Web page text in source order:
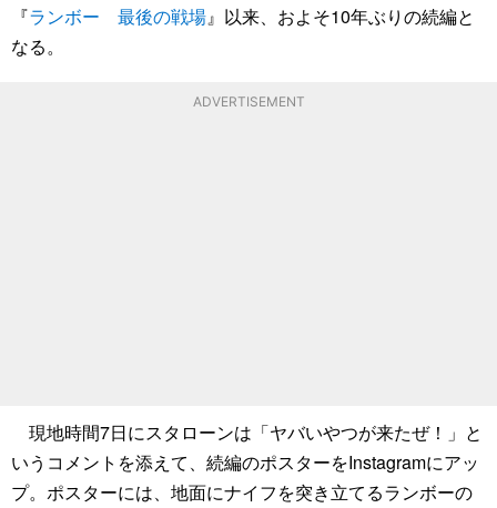
『ランボー 最後の戦場』以来、およそ10年ぶりの続編と
なる。
ADVERTISEMENT
現地時間7日にスタローンは「ヤバいやつが来たぜ！」と
いうコメントを添えて、続編のポスターをInstagramにアッ
プ。ポスターには、地面にナイフを突き立てるランボーの